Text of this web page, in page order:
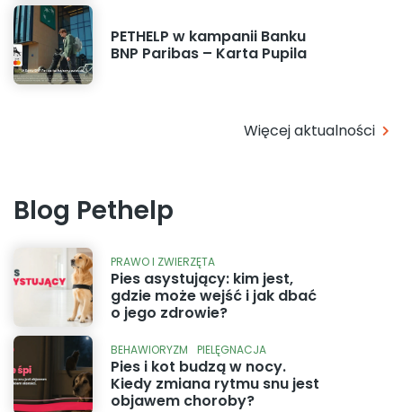
PETHELP w kampanii Banku
BNP Paribas – Karta Pupila
Więcej aktualności
Blog Pethelp
PRAWO I ZWIERZĘTA
Pies asystujący: kim jest,
gdzie może wejść i jak dbać
o jego zdrowie?
BEHAWIORYZM PIELĘGNACJA
Pies i kot budzą w nocy.
Kiedy zmiana rytmu snu jest
objawem choroby?